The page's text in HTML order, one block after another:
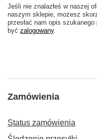
Jeśli nie znalazłeś w naszej
naszym sklepie, możesz
przesłać nam opis
być zalogowany.
Zamówienia
Status zamówienia